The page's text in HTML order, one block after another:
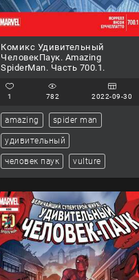
Комикс Удивительный
ЧеловекПаук. Amazing
SpiderMan. Часть 700.1.
1 782 2022-09-30
amazing spider man
удивительный
человек паук vulture